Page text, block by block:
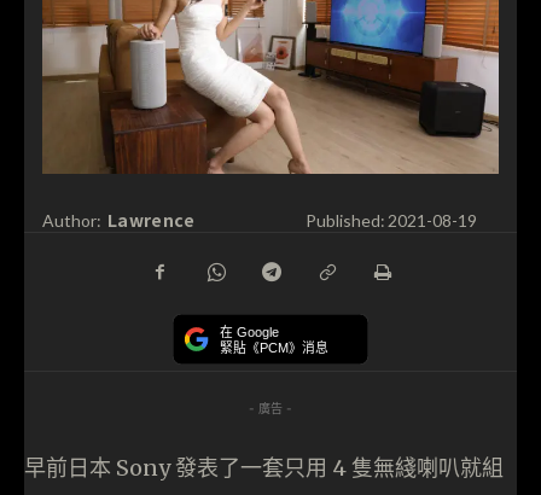
Author: Lawrence Published: 2021-08-19
在 Google
緊貼《PCM》消息
- 廣告 -
早前日本 Sony 發表了一套只用 4 隻無綫喇叭就組